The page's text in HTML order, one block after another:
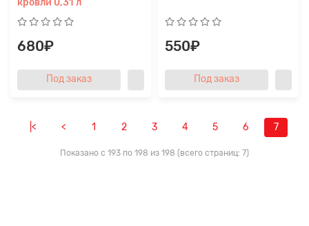
кровли 0,31 л
680₽
Под заказ
550₽
Под заказ
|< < 1 2 3 4 5 6 7
Показано с 193 по 198 из 198 (всего страниц: 7)